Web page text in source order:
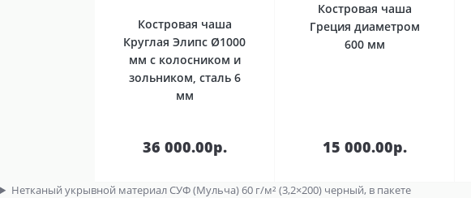
Костровая чаша
Круглая Элипс Ø1000
мм с колосником и
зольником, сталь 6
мм
36 000.00р.
корзину
Костровая чаша
Греция диаметром
600 мм
15 000.00р.
корзину
Нетканый укрывной материал СУФ (Мульча) 60 г/м² (3,2×200) черный, в пакете